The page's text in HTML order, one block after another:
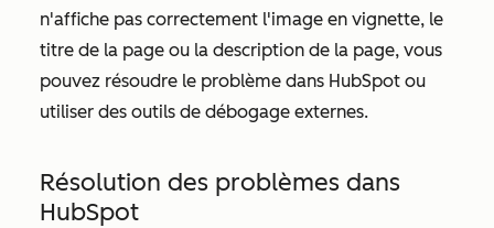
n'affiche pas correctement l'image en vignette, le
titre de la page ou la description de la page, vous
pouvez résoudre le problème dans HubSpot ou
utiliser des outils de débogage externes.
Résolution des problèmes dans
HubSpot